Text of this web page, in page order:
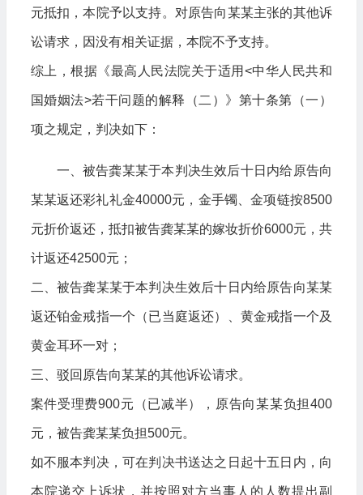
元抵扣，本院予以支持。对原告向某某主张的其他诉
讼请求，因没有相关证据，本院不予支持。
综上，根据《最高人民法院关于适用<中华人民共和
国婚姻法>若干问题的解释（二）》第十条第（一）
项之规定，判决如下：
一、被告龚某某于本判决生效后十日内给原告向
某某返还彩礼礼金40000元，金手镯、金项链按8500
元折价返还，抵扣被告龚某某的嫁妆折价6000元，共
计返还42500元；
二、被告龚某某于本判决生效后十日内给原告向某某
返还铂金戒指一个（已当庭返还）、黄金戒指一个及
黄金耳环一对；
三、驳回原告向某某的其他诉讼请求。
案件受理费900元（已减半），原告向某某负担400
元，被告龚某某负担500元。
如不服本判决，可在判决书送达之日起十五日内，向
本院递交上诉状，并按照对方当事人的人数提出副